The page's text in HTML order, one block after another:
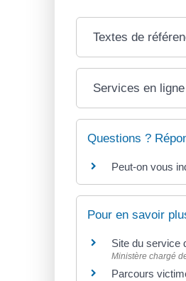
Textes de
Services en
Questions ?
Peut-on vous
Pour en savoir
Site du service
Ministère chargé
Parcours